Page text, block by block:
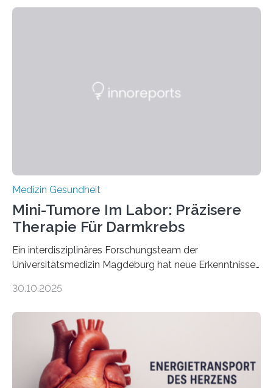
Medizin Gesundheit
Mini-Tumore Im Labor: Präzisere
Therapie Für Darmkrebs
Ein interdisziplinäres Forschungsteam der
Universitätsmedizin Magdeburg hat neue Erkenntnisse
behandelt werden kann. In ihrer aktuellen Studie,
Oncology, zeigen die Forschenden, dass Mini-Tumore
aus Gewebe von Patientinnen und Patienten –
sogenannte Organoide – genutzt werden können, um
vorab zu prüfen, welche Medikamente am besten
wirken. Dabei wurde ein Eiweiß identifiziert, das künftig
30.10.2025